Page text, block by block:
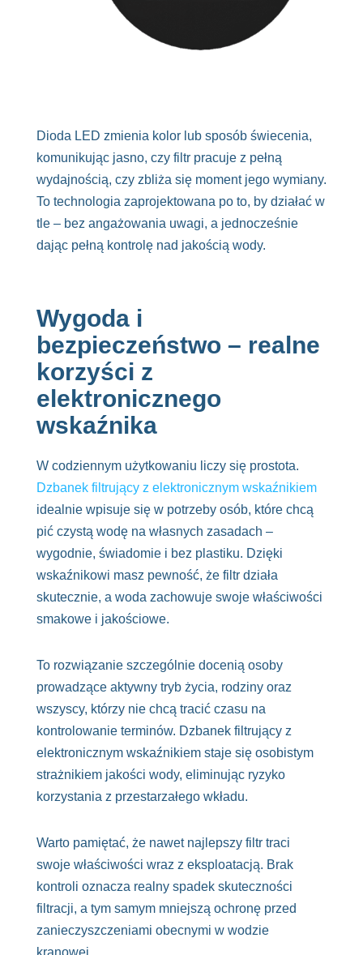
Dioda LED zmienia kolor lub sposób świecenia,
komunikując jasno, czy filtr pracuje z pełną
wydajnością, czy zbliża się moment jego wymiany.
To technologia zaprojektowana po to, by działać w
tle – bez angażowania uwagi, a jednocześnie
dając pełną kontrolę nad jakością wody.
Wygoda i
bezpieczeństwo – realne
korzyści z
elektronicznego
wskaźnika
W codziennym użytkowaniu liczy się prostota.
Dzbanek filtrujący z elektronicznym wskaźnikiem
idealnie wpisuje się w potrzeby osób, które chcą
pić czystą wodę na własnych zasadach –
wygodnie, świadomie i bez plastiku. Dzięki
wskaźnikowi masz pewność, że filtr działa
skutecznie, a woda zachowuje swoje właściwości
smakowe i jakościowe.
To rozwiązanie szczególnie docenią osoby
prowadzące aktywny tryb życia, rodziny oraz
wszyscy, którzy nie chcą tracić czasu na
kontrolowanie terminów. Dzbanek filtrujący z
elektronicznym wskaźnikiem staje się osobistym
strażnikiem jakości wody, eliminując ryzyko
korzystania z przestarzałego wkładu.
Warto pamiętać, że nawet najlepszy filtr traci
swoje właściwości wraz z eksploatacją. Brak
kontroli oznacza realny spadek skuteczności
filtracji, a tym samym mniejszą ochronę przed
zanieczyszczeniami obecnymi w wodzie